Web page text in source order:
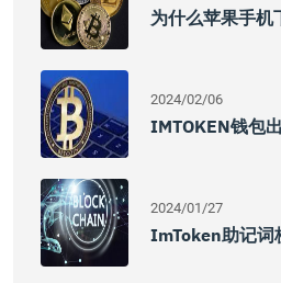
为什么苹果手
2024/02/06
IMTOKEN钱包
2024/01/27
ImToken助记词